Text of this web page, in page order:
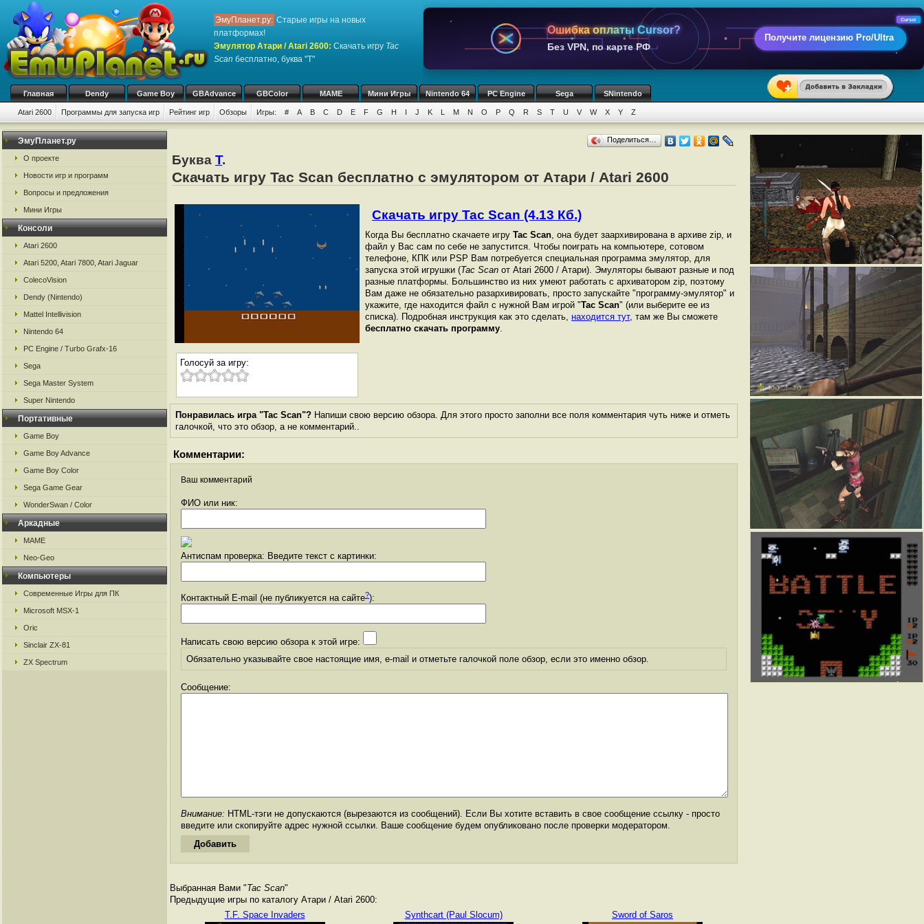
ЭмуПланет.ру: Старые игры на новых
платформах!
Эмулятор Атари / Atari 2600: Скачать игру Tac
Scan бесплатно, буква "T"
Ошибка оплаты Cursor?
Без VPN, по карте РФ
Получите лицензию Pro/Ultra
Cursor
Главная Dendy Game Boy GBAdvance GBColor MAME Мини Игры Nintendo 64 PC Engine Sega SNintendo
Atari 2600 Программы для запуска игр Рейтинг игр Обзоры Игры: # A B C D E F G H I J K L M N O P Q R S T U V W X Y Z
ЭмуПланет.ру
О проекте
Новости игр и программ
Вопросы и предложения
Мини Игры
Консоли
Atari 2600
Atari 5200, Atari 7800, Atari Jaguar
ColecoVision
Dendy (Nintendo)
Mattel Intellivision
Nintendo 64
PC Engine / Turbo Grafx-16
Sega
Sega Master System
Super Nintendo
Портативные
Game Boy
Game Boy Advance
Game Boy Color
Sega Game Gear
WonderSwan / Color
Аркадные
MAME
Neo-Geo
Компьютеры
Современные Игры для ПК
Microsoft MSX-1
Oric
Sinclair ZX-81
ZX Spectrum
Поделиться…
Буква T.
Скачать игру Tac Scan бесплатно с эмулятором от Атари / Atari 2600
Голосуй за игру:
Скачать игру Tac Scan (4.13 Кб.)
Когда Вы бесплатно скачаете игру Tac Scan, она будет заархивирована в архиве zip, и
файл у Вас сам по себе не запустится. Чтобы поиграть на компьютере, сотовом
телефоне, КПК или PSP Вам потребуется специальная программа эмулятор, для
запуска этой игрушки (Tac Scan от Atari 2600 / Атари). Эмуляторы бывают разные и под
разные платформы. Большинство из них умеют работать с архиватором zip, поэтому
Вам даже не обязательно разархивировать, просто запускайте "программу-эмулятор" и
укажите, где находится файл с нужной Вам игрой "Tac Scan" (или выберите ее из
списка). Подробная инструкция как это сделать, находится тут, там же Вы сможете
бесплатно скачать программу.
Понравилась игра "Tac Scan"? Напиши свою версию обзора. Для этого просто заполни все поля комментария чуть ниже и отметь
галочкой, что это обзор, а не комментарий..
Комментарии:
Ваш комментарий
ФИО или ник:
Антиспам проверка: Введите текст с картинки:
Контактный E-mail (не публикуется на сайте?):
Написать свою версию обзора к этой игре:
Обязательно указывайте свое настоящие имя, e-mail и отметьте галочкой поле обзор, если это именно обзор.
Сообщение:
Внимание: HTML-тэги не допускаются (вырезаются из сообщений). Если Вы хотите вставить в свое сообщение ссылку - просто
введите или скопируйте адрес нужной ссылки. Ваше сообщение будем опубликовано после проверки модератором.
Выбранная Вами "Tac Scan"
Предыдущие игры по каталогу Атари / Atari 2600:
T.F. Space Invaders
Synthcart (Paul Slocum) Sword of Saros